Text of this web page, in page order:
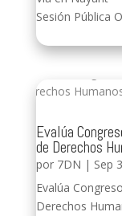
Sesión Pública
Evalúa
de Derechos
por 7DN | Sep
Evalúa
Derechos